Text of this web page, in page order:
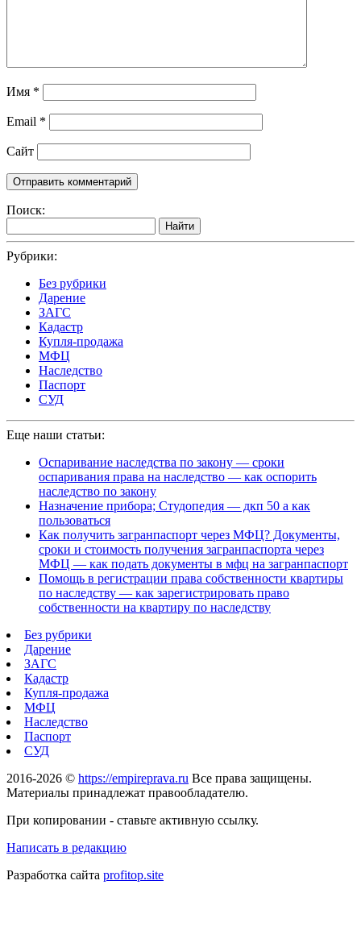
Имя *
Email *
Сайт
Поиск:
Найти
Рубрики:
Без рубрики
Дарение
ЗАГС
Кадастр
Купля-продажа
МФЦ
Наследство
Паспорт
СУД
Еще наши статьи:
Оспаривание наследства по закону — сроки
оспаривания права на наследство — как оспорить
наследство по закону
Назначение прибора; Студопедия — дкп 50 а как
пользоваться
Как получить загранпаспорт через МФЦ? Документы,
сроки и стоимость получения загранпаспорта через
МФЦ — как подать документы в мфц на загранпаспорт
Помощь в регистрации права собственности квартиры
по наследству — как зарегистрировать право
собственности на квартиру по наследству
Без рубрики
Дарение
ЗАГС
Кадастр
Купля-продажа
МФЦ
Наследство
Паспорт
СУД
2016-2026 © https://empireprava.ru Все права защищены.
Материалы принадлежат правообладателю.
При копировании - ставьте активную ссылку.
Написать в редакцию
Разработка сайта profitop.site